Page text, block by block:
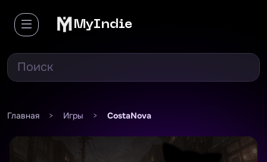
MyIndie
Главная > Игры > CostaNova